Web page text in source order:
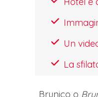
alberi
Un
La
Brunico o